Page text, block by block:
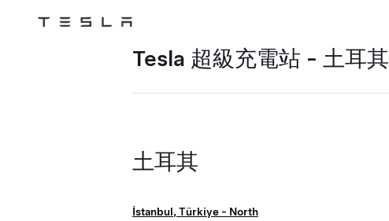
Tesla Tesla 超級充電站 - 土耳其
土耳其
İstanbul, Türkiye - North